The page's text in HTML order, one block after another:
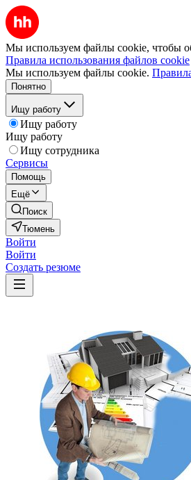
Мы используем файлы cookie, чтобы
Правила использования файлов cookie
Мы используем файлы cookie.
Понятно
Ищу работу
Ищу работу
Ищу работу
Ищу сотрудника
Сервисы
Помощь
Ещё
Поиск
Тюмень
Войти
Войти
Создать резюме